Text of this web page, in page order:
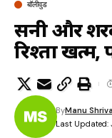
बॉलीवुड
सनी और
रिश्ता
Last Updated:
ByManu